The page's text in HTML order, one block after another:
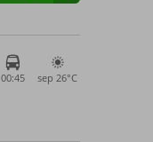
00:45 sep 26°C